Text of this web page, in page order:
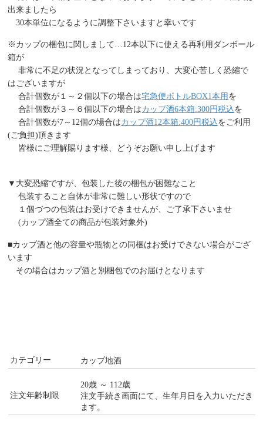
出来ましたら
30本単位になるように調整下さいますと幸いです
※カップの梱包に関しまして…12本以下に使える再利用ダンボール
箱が
非常に不足の状況となってしまっており、大変心苦しく恐縮で
はございますが
合計個数が１～２個以下の場合は宅急便ボトルBOX1本用 を
合計個数が３～６個以下の場合はカップ酒6本箱:300円税込を
合計個数が7～12個の場合はカップ酒12本箱:400円税込をご利用
(ご負担)頂きます
皆様にご理解賜ります様、どうぞお願い申し上げます
▼大変恐縮ですが、包装した後の梱包が困難なこと
包装すること自体が非常に難しい形状ですので
１個づつの包装はお受けできませんが、ご了承下さいませ
(カップ酒全ての商品が包装対象外)
■カップ酒と他の容量や瓶物との同梱はお受けできない場合がござ
います
その場合はカップ酒と別梱包でのお届けとなります
カテゴリー カップ地酒
注文年齢制限
20歳 ～ 112歳
注文手続き画面にて、生年月日を入力いただき
ます。